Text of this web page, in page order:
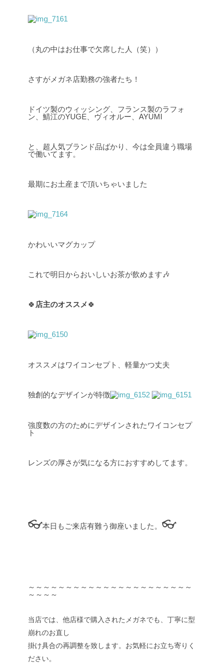
（丸の中はお仕事で欠席した人（笑））
さすがメガネ店勤務の強者たち！
ドイツ製のウィッシング、フランス製のラフォ
ン、鯖江のYUGE、ヴィオルー、AYUMI
と、超人気ブランド品ばかり、今は全員違う職場
で働いてます。
最期にお土産まで頂いちゃいました
かわいいマグカップ
これで明日からおいしいお茶が飲めます🎶
🍀 店主のオススメ 🍀
オススメはワイコンセプト、軽量かつ丈夫
独創的なデザインが特徴
強度数の方のためにデザインされたワイコンセプ
ト
レンズの厚さが気になる方におすすめしてます。
👓本日もご来店有難う御座いました。 👓
～～～～～～～～～～～～～～～～～～～～～～
～～～～
当店では、他店様で購入されたメガネでも、丁寧に型
崩れのお直し
掛け具合の再調整を致します。お気軽にお立ち寄りく
ださい。